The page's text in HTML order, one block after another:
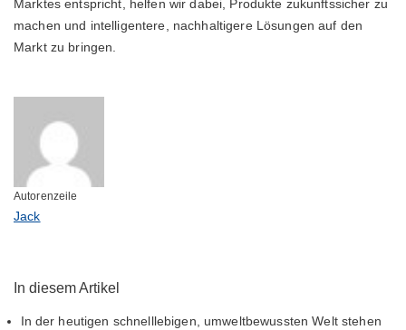
Marktes entspricht, helfen wir dabei, Produkte zukunftssicher zu
machen und intelligentere, nachhaltigere Lösungen auf den
Markt zu bringen.
Autorenzeile
Jack
In diesem Artikel
In der heutigen schnelllebigen, umweltbewussten Welt stehen